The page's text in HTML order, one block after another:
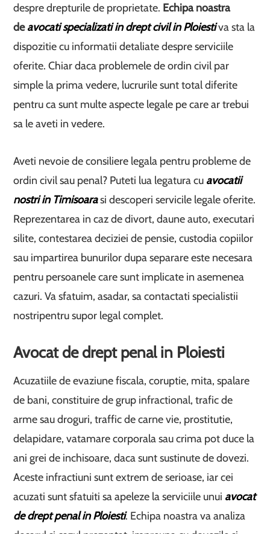
despre drepturile de proprietate. Echipa noastra
deavocati specializati in drept civil in Ploiestiva sta la
dispozitie cu informatii detaliate despre serviciile
oferite. Chiar daca problemele de ordin civil par
simple la prima vedere, lucrurile sunt total diferite
pentru ca sunt multe aspecte legale pe care ar trebui
sa le aveti in vedere.
Aveti nevoie de consiliere legala pentru probleme de
ordin civil sau penal? Puteti lua legatura cu avocatii
nostri in Timisoarasi descoperi servicile legale oferite.
Reprezentarea in caz de divort, daune auto, executari
silite, contestarea deciziei de pensie, custodia copiilor
sau impartirea bunurilor dupa separare este necesara
pentru persoanele care sunt implicate in asemenea
cazuri. Va sfatuim, asadar, sa contactati specialistii
nostripentru supor legal complet.
Avocat de drept penal in Ploiesti
Acuzatiile de evaziune fiscala, coruptie, mita, spalare
de bani, constituire de grup infractional, trafic de
arme sau droguri, traffic de carne vie, prostitutie,
delapidare, vatamare corporala sau crima pot duce la
ani grei de inchisoare, daca sunt sustinute de dovezi.
Aceste infractiuni sunt extrem de serioase, iar cei
acuzati sunt sfatuiti sa apeleze la serviciile unui avocat
de drept penal in Ploiesti. Echipa noastra va analiza